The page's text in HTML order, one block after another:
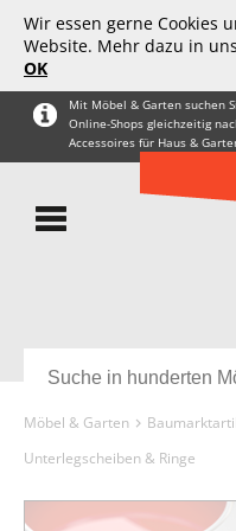
Wir essen gerne Cookies
Website. Mehr dazu in
OK
Mit Möbel & Garten suchen
Online-Shops gleichzeitig
Accessoires für Haus &
Möbel & Garten
Unterlegscheiben & Ringe